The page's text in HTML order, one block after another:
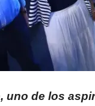
uno de los